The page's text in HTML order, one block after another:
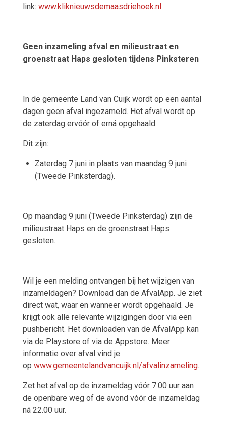
link: www.kliknieuwsdemaasdriehoek.nl
Geen inzameling afval en milieustraat en
groenstraat Haps gesloten tijdens Pinksteren
In de gemeente Land van Cuijk wordt op een aantal
dagen geen afval ingezameld. Het afval wordt op
de zaterdag ervóór of erná opgehaald.
Dit zijn:
Zaterdag 7 juni in plaats van maandag 9 juni
(Tweede Pinksterdag).
Op maandag 9 juni (Tweede Pinksterdag) zijn de
milieustraat Haps en de groenstraat Haps
gesloten.
Wil je een melding ontvangen bij het wijzigen van
inzameldagen? Download dan de AfvalApp. Je ziet
direct wat, waar en wanneer wordt opgehaald. Je
krijgt ook alle relevante wijzigingen door via een
pushbericht. Het downloaden van de AfvalApp kan
via de Playstore of via de Appstore. Meer
informatie over afval vind je
op www.gemeentelandvancuijk.nl/afvalinzameling.
Zet het afval op de inzameldag vóór 7.00 uur aan
de openbare weg of de avond vóór de inzameldag
ná 22.00 uur.